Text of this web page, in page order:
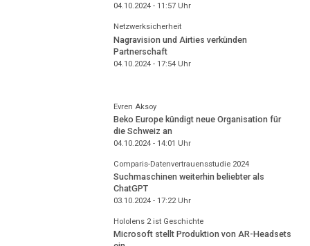
04.10.2024 - 11:57Uhr
Netzwerksicherheit
Nagravision und Airties verkünden
Partnerschaft
04.10.2024 - 17:54Uhr
Evren Aksoy
Beko Europe kündigt neue Organisation für
die Schweiz an
04.10.2024 - 14:01 Uhr
Comparis-Datenvertrauensstudie 2024
Suchmaschinen weiterhin beliebter als
ChatGPT
03.10.2024 - 17:22Uhr
Hololens 2 ist Geschichte
Microsoft stellt Produktion von AR-Headsets